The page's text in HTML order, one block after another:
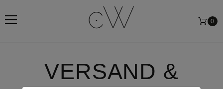
0
VERSAND &